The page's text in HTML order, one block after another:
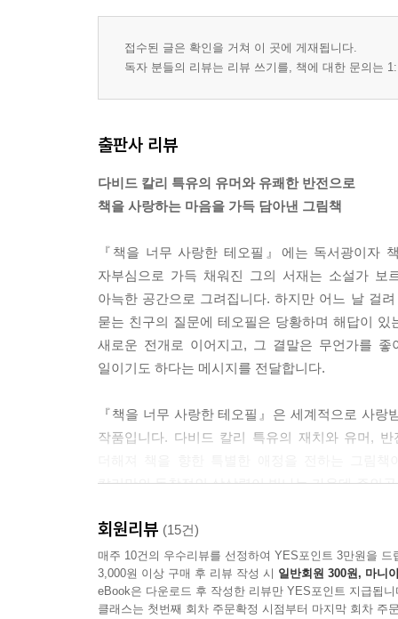
접수된 글은 확인을 거쳐 이 곳에 게재됩니다.
독자 분들의 리뷰는 리뷰 쓰기를, 책에 대한 문의는
출판사 리뷰
다비드 칼리 특유의 유머와 유쾌한 반전으로
책을 사랑하는 마음을 가득 담아낸 그림책
『책을 너무 사랑한 테오필』에는 독서광이자
자부심으로 가득 채워진 그의 서재는 소설가 보
아늑한 공간으로 그려집니다. 하지만 어느 날 걸
묻는 친구의 질문에 테오필은 당황하며 해답이
새로운 전개로 이어지고, 그 결말은 무언가를
일이기도 하다는 메시지를 전달합니다.
『책을 너무 사랑한 테오필』은 세계적으로 사
작품입니다. 다비드 칼리 특유의 재치와 유머,
칼리만의 독창적인 상상력이 빛나는 가운데 주인
줄 것이며, 책을 사랑하는 모두에게 재미와 감동을
교과 연계
회원리뷰 (15건)
매주 10건의 우수리뷰를 선정하여 YES포인트 3만원을 드
3,000원 이상 구매 후 리뷰 작성 시 일반회원 300원, 마니
eBook은 다운로드 후 작성한 리뷰만 YES포인트 지급됩니
클래스는 첫번째 회차 주문확정 시점부터 마지막 회차 주